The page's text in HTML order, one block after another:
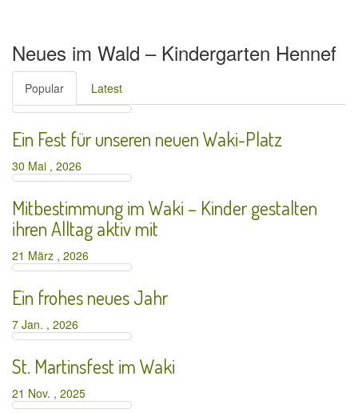
Neues im Wald – Kindergarten Hennef
Popular Latest
Ein Fest für unseren neuen Waki-Platz
30 Mai , 2026
Mitbestimmung im Waki – Kinder gestalten
ihren Alltag aktiv mit
21 März , 2026
Ein frohes neues Jahr
7 Jan. , 2026
St. Martinsfest im Waki
21 Nov. , 2025